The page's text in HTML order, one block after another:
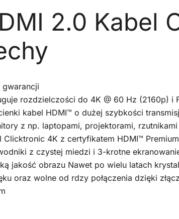
2.0 Kabel
gwarancji
rozdzielczości do 4K @ 60 Hz (2160p) i
kabel HDMI™ o dużej szybkości
z np. laptopami, projektorami,
Clicktronic 4K z certyfikatem HDMI™
z czystej miedzi i 3-krotne
jakość obrazu Nawet po wielu latach
oraz wolne od rdzy połączenia dzięki